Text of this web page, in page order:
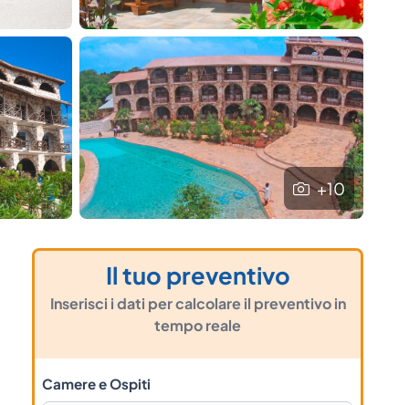
+10
Il tuo preventivo
Inserisci i dati per calcolare il preventivo in
tempo reale
Camere e Ospiti